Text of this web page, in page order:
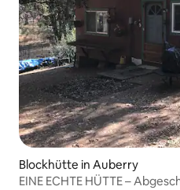
Blockhütte in Auberry
EINE ECHTE HÜTTE –